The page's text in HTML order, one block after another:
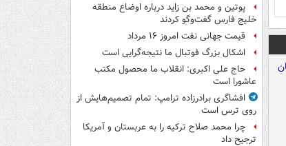
پوتین و محمد بن زاید درباره اوضاع منطقه
خلیج فارس گفت‌وگو کردند
قیمت جهانی نفت امروز ۱۶ مرداد
اشکال بزرگ فوتبال ما نتیجه‌گرایی است
حاج علی اکبری: انقلاب ما محصول مکتب
عاشورا است
افشاگری برادرزاده ترامپ: تمام تصمیم‌هایش از
روی ترس است
چرا محمد صلاح ترکیه را به عربستان و آمریکا
ترجیح داد